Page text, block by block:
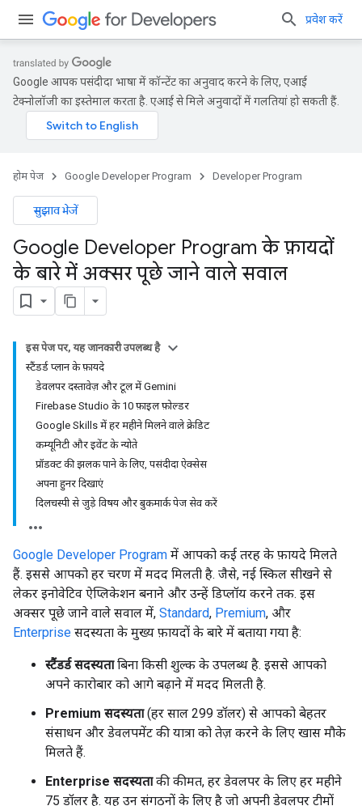
प्रवेश करें
Google आपकी पसंदीदा भाषा में कॉन्टेंट का अनुवाद करने के लिए, एआई
टेक्नोलॉजी का इस्तेमाल करता है. एआई से मिले अनुवादों में गलतियां हो सकती हैं.
होम पेज Google Developer Program Developer Program
सुझाव भेजें
Google Developer Program के फ़ायदों
के बारे में अक्सर पूछे जाने वाले सवाल
इस पेज पर, यह जानकारी उपलब्ध है
स्टैंडर्ड प्लान के फ़ायदे
डेवलपर दस्तावेज़ और टूल में Gemini
Firebase Studio के 10 फ़ाइल फ़ोल्डर
Google Skills में हर महीने मिलने वाले क्रेडिट
कम्यूनिटी और इवेंट के न्योते
प्रॉडक्ट की झलक पाने के लिए, पसंदीदा ऐक्सेस
अपना हुनर दिखाएं
दिलचस्पी से जुड़े विषय और बुकमार्क पेज सेव करें
Google Developer Program में आपको कई तरह के फ़ायदे मिलते
हैं. इससे आपको हर चरण में मदद मिलती है. जैसे, नई स्किल सीखने से
लेकर इनोवेटिव ऐप्लिकेशन बनाने और उन्हें डिप्लॉय करने तक. इस
अक्सर पूछे जाने वाले सवाल में, Standard, Premium, और
Enterprise सदस्यता के मुख्य फ़ायदों के बारे में बताया गया है:
स्टैंडर्ड सदस्यताबिना किसी शुल्क के उपलब्ध है. इससे आपको
अपने कारोबार को आगे बढ़ाने में मदद मिलती है.
Premium सदस्यता(हर साल 299 डॉलर) से आपको बेहतर
संसाधन और डेवलपमेंट की यात्रा को तेज़ करने के लिए खास मौके
मिलते हैं.
Enterprise सदस्यताकी कीमत, हर डेवलपर के लिए हर महीने
75 डॉलर है. यह उन संगठनों के लिए है जो अपनी डेवलपर टीमों